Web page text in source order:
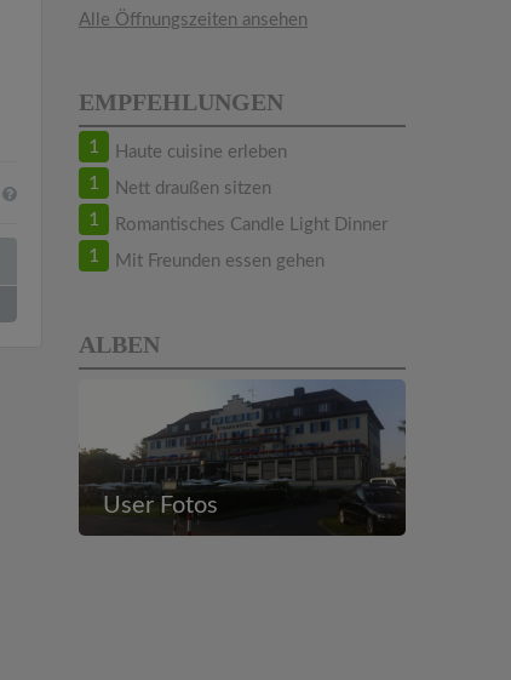
Alle Öffnungszeiten ansehen
EMPFEHLUNGEN
1 Haute cuisine erleben
1 Nett draußen sitzen
1 Romantisches Candle Light Dinner
1 Mit Freunden essen gehen
ALBEN
User Fotos